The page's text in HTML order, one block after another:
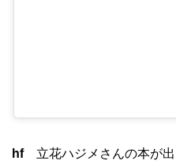
hf立花ハジメさんの本が出